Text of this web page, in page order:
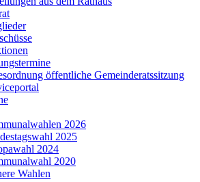
öffentliche Gemeinderatssitzung
2026
2025
2024
2020
Wahlen